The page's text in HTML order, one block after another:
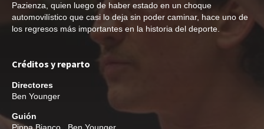
Pazienza, quien luego de haber estado en un choque
automovilístico que casi lo deja sin poder caminar, hace uno de
los regresos más importantes en la historia del deporte.
Créditos y reparto
Directores
Ben Younger
Guión